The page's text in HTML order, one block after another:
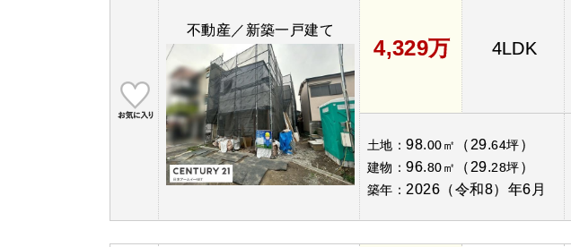
不動産／新築一戸建て
4,329万 4LDK
土地：98.00㎡ （29.64坪）
建物：96.80㎡ （29.28坪）
築年： 2026（令和8）年6月